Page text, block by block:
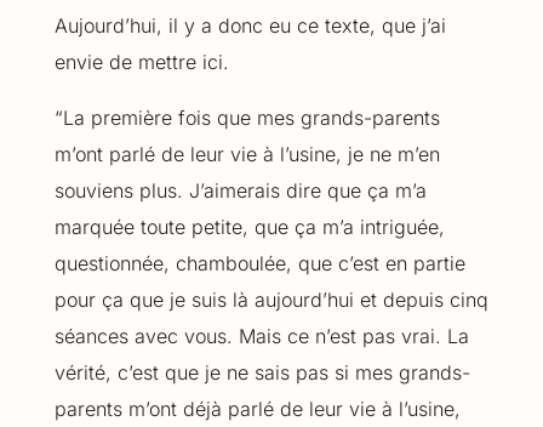
Aujourd’hui, il y a donc eu ce texte, que j’ai
envie de mettre ici.
“La première fois que mes grands-parents
m’ont parlé de leur vie à l’usine, je ne m’en
souviens plus. J’aimerais dire que ça m’a
marquée toute petite, que ça m’a intriguée,
questionnée, chamboulée, que c’est en partie
pour ça que je suis là aujourd’hui et depuis cinq
séances avec vous. Mais ce n’est pas vrai. La
vérité, c’est que je ne sais pas si mes grands-
parents m’ont déjà parlé de leur vie à l’usine,